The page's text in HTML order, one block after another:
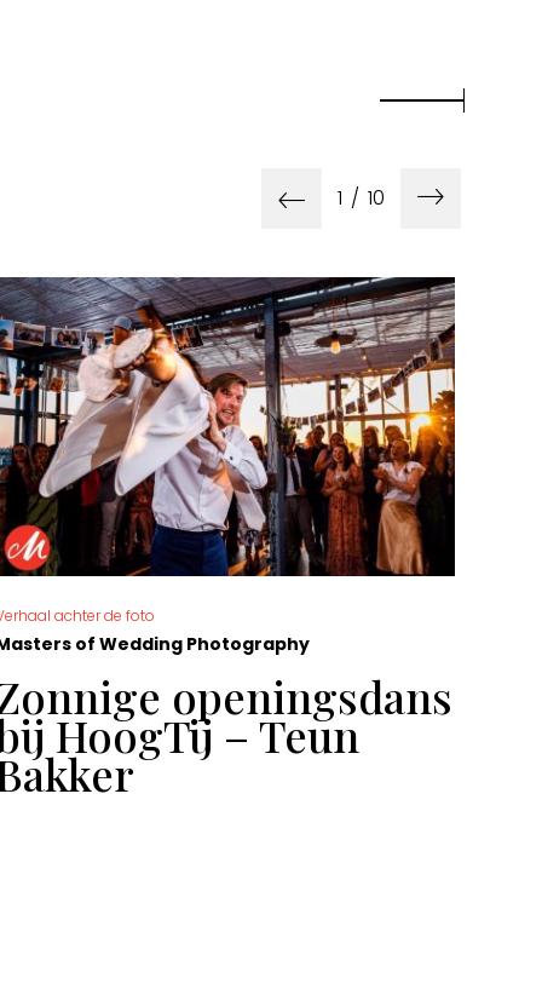
achter de foto
of Wedding Photography
openingsdans
HoogTij – Teun
1 / 10